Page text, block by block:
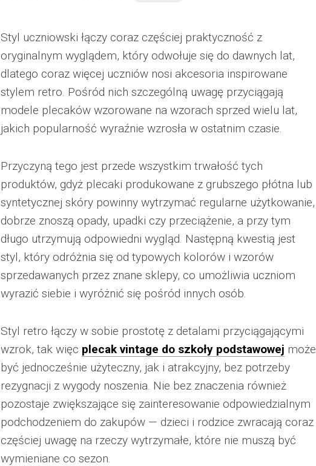
Styl uczniowski łączy coraz częściej praktyczność z
oryginalnym wyglądem, który odwołuje się do dawnych lat,
dlatego coraz więcej uczniów nosi akcesoria inspirowane
stylem retro. Pośród nich szczególną uwagę przyciągają
modele plecaków wzorowane na wzorach sprzed wielu lat,
jakich popularność wyraźnie wzrosła w ostatnim czasie.
Przyczyną tego jest przede wszystkim trwałość tych
produktów, gdyż plecaki produkowane z grubszego płótna lub
syntetycznej skóry powinny wytrzymać regularne użytkowanie,
dobrze znoszą opady, upadki czy przeciążenie, a przy tym
długo utrzymują odpowiedni wygląd. Następną kwestią jest
styl, który odróżnia się od typowych kolorów i wzorów
sprzedawanych przez znane sklepy, co umożliwia uczniom
wyrazić siebie i wyróżnić się pośród innych osób.
Styl retro łączy w sobie prostotę z detalami przyciągającymi
wzrok, tak więc plecak vintage do szkoły podstawowej może
być jednocześnie użyteczny, jak i atrakcyjny, bez potrzeby
rezygnacji z wygody noszenia. Nie bez znaczenia również
pozostaje zwiększające się zainteresowanie odpowiedzialnym
podchodzeniem do zakupów — dzieci i rodzice zwracają coraz
częściej uwagę na rzeczy wytrzymałe, które nie muszą być
wymieniane co sezon.